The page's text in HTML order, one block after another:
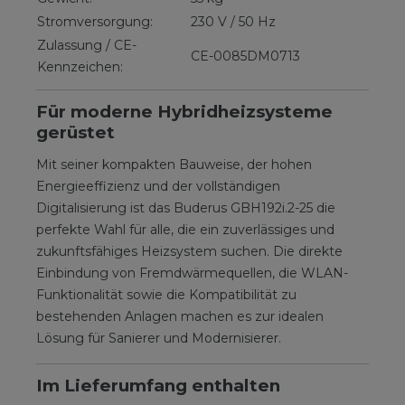
Stromversorgung:
230 V / 50 Hz
Zulassung / CE-
Kennzeichen:
CE-0085DM0713
Für moderne Hybridheizsysteme
gerüstet
Mit seiner kompakten Bauweise, der hohen
Energieeffizienz und der vollständigen
Digitalisierung ist das Buderus GBH192i.2-25 die
perfekte Wahl für alle, die ein zuverlässiges und
zukunftsfähiges Heizsystem suchen. Die direkte
Einbindung von Fremdwärmequellen, die WLAN-
Funktionalität sowie die Kompatibilität zu
bestehenden Anlagen machen es zur idealen
Lösung für Sanierer und Modernisierer.
Im Lieferumfang enthalten